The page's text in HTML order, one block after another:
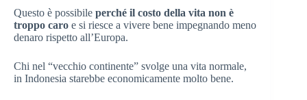
Questo è possibile perché il costo della vita non è
troppo caro e si riesce a vivere bene impegnando meno
denaro rispetto all’Europa.
Chi nel “vecchio continente” svolge una vita normale,
in Indonesia starebbe economicamente molto bene.